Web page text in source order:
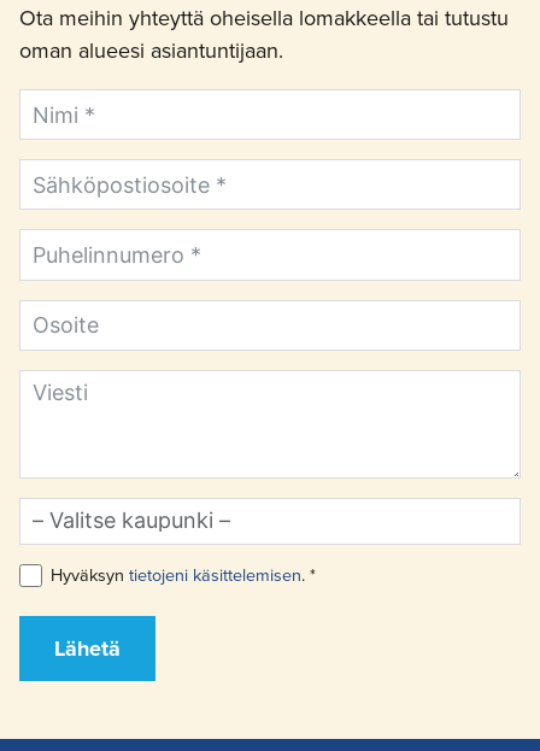
Ota meihin yhteyttä oheisella lomakkeella tai tutustu
oman alueesi asiantuntijaan.
Hyväksyn tietojeni käsittelemisen. *
Lähetä